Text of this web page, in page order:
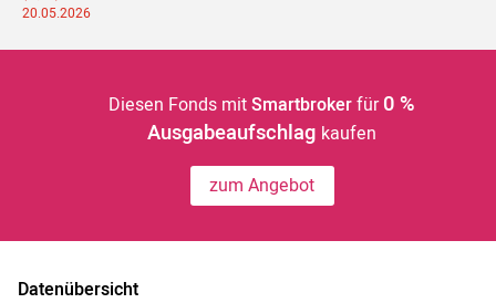
20.05.2026
Diesen Fonds mitSmartbrokerfür0 %
Ausgabeaufschlag kaufen
zum Angebot
Datenübersicht